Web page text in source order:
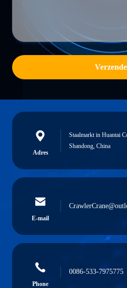
Adres
Staalmarkt in Huantai
Shandong, China
E-mail
Phone
0086-533-7975775